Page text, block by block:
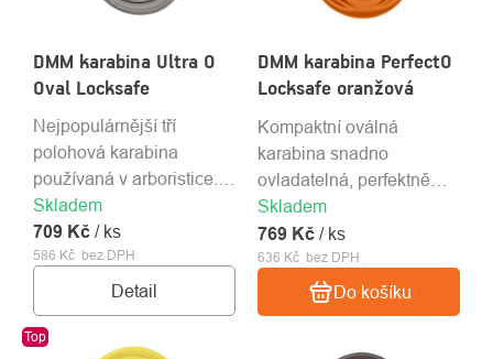
DMM karabina Ultra O
Oval Locksafe
Skladem
586 Kč bez DPH
709 Kč / ks
Detail
Nejpopulárnější tří
polohová karabina
používaná v arboristice.
Dostupná ve čtyřech
barvách.
DMM karabina PerfectO
Locksafe oranžová
Skladem
636 Kč bez DPH
769 Kč / ks
Do košíku
Kompaktní oválná
karabina snadno
ovladatelná, perfektně
vystředěné zatížení.
Locksafe zajišťuje
maximální bezpečnost.
Top